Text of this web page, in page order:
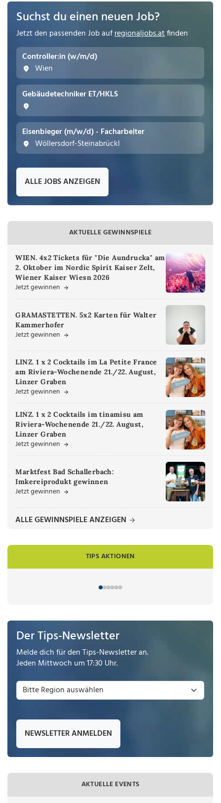
Suchst du einen neuen Job?
Jetzt den passenden Job aufregionaljobs.atfinden
Controller:in (w/m/d)
Wien
Gebäudetechniker ET/HKLS
Eisenbieger (m/w/d) - Facharbeiter
Wöllersdorf-Steinabrückl
ALLE JOBS ANZEIGEN
AKTUELLE GEWINNSPIELE
WIEN. 4x2 Tickets für "Die Aundrucka" am
2. Oktober im Nordic Spirit Kaiser Zelt,
Wiener Kaiser Wiesn 2026
Jetzt gewinnen
GRAMASTETTEN. 5x2 Karten für Walter
Kammerhofer
Jetzt gewinnen
LINZ. 1 x 2 Cocktails im La Petite France
am Riviera-Wochenende 21./22. August,
Linzer Graben
Jetzt gewinnen
LINZ. 1 x 2 Cocktails im tinamisu am
Riviera-Wochenende 21./22. August,
Linzer Graben
Jetzt gewinnen
Marktfest Bad Schallerbach:
Imkereiprodukt gewinnen
Jetzt gewinnen
ALLE GEWINNSPIELE ANZEIGEN
TIPS AKTIONEN
Der Tips-Newsletter
Melde dich für den Tips-Newsletter an.
Jeden Mittwoch um 17:30 Uhr.
NEWSLETTER ANMELDEN
AKTUELLE EVENTS